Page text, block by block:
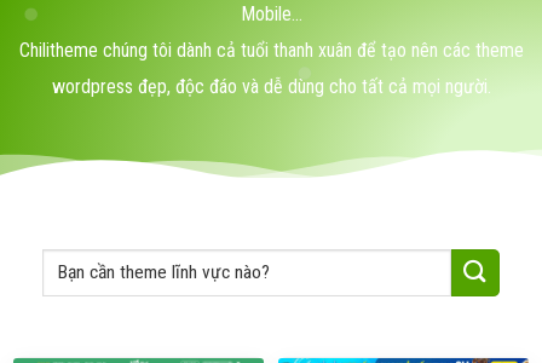
Mobile...
Chilitheme chúng tôi dành cả tuổi thanh xuân để tạo nên các theme
wordpress đẹp, độc đáo và dễ dùng cho tất cả mọi người.